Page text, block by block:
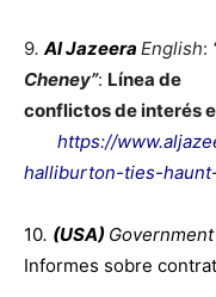
9.Al Jazeera English:
Cheney”: Línea de
conflictos de interés
https://
halliburton-ties-
10. (USA)
Informes sobre